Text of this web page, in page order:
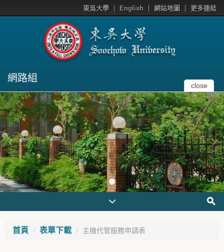
東吳大學 English 網站地圖 更多連結
網路組
close
首頁 表單下載 主機代管服務申請表